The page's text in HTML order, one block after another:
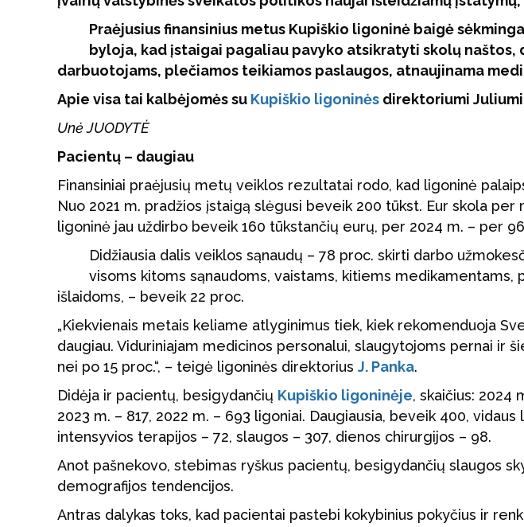
Praėjusius finansinius metus Kupiškio ligoninė baigė
byloja, kad įstaigai pagaliau pavyko atsikratyti skolų
darbuotojams, plečiamos teikiamos paslaugos, atnaujinama
Apie visa tai kalbėjomės su Kupiškio ligoninės direktoriumi Juliumi
Unė JUODYTĖ
Pacientų – daugiau
Finansiniai praėjusių metų veiklos rezultatai rodo, kad ligoninė
Nuo 2021 m. pradžios įstaigą slėgusi beveik 200 tūkst. Eur skola per
ligoninė jau uždirbo beveik 160 tūkstančių eurų, per 2024 m. – per
Didžiausia dalis veiklos sąnaudų – 78 proc. skirti darbo
visoms kitoms sąnaudoms, vaistams, kitiems medikamentams,
išlaidoms, – beveik 22 proc.
„Kiekvienais metais keliame atlyginimus tiek, kiek rekomenduoja
daugiau. Viduriniajam medicinos personalui, slaugytojoms pernai ir
nei po 15 proc.“, – teigė ligoninės direktorius J. Panka.
Didėja ir pacientų, besigydančių Kupiškio ligoninėje, skaičius: 2024
2023 m. – 817, 2022 m. – 693 ligoniai. Daugiausia, beveik 400,
intensyvios terapijos – 72, slaugos – 307, dienos chirurgijos – 98.
Anot pašnekovo, stebimas ryškus pacientų, besigydančių slaugos
demografijos tendencijos.
Antras dalykas toks, kad pacientai pastebi kokybinius pokyčius ir